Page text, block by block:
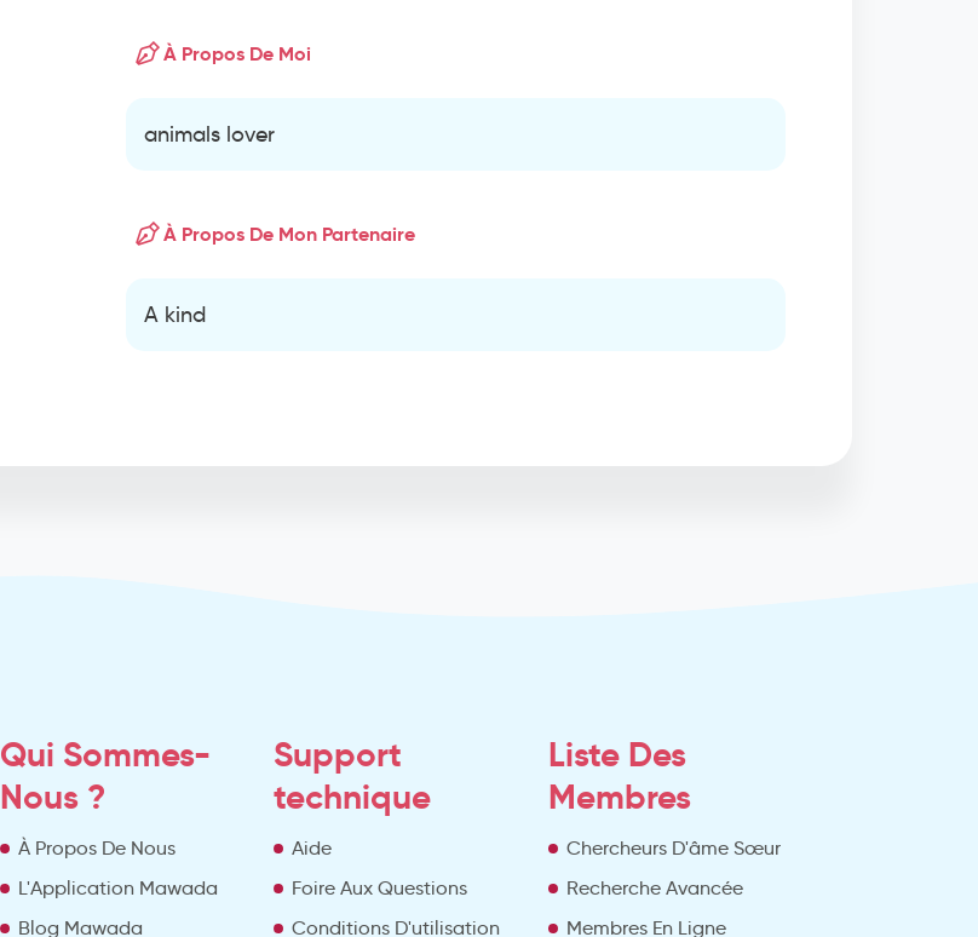
À Propos De Moi
animals lover
À Propos De Mon Partenaire
A kind
Qui Sommes-
Nous ?
À Propos De Nous
L'Application Mawada
Blog Mawada
Support
technique
Aide
Foire Aux Questions
Conditions D'utilisation
Liste Des
Membres
Chercheurs D'âme Sœur
Recherche Avancée
Membres En Ligne